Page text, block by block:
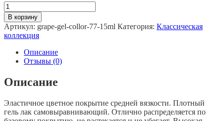
Количество
товара
Grape
gel
collor
15ml.
В корзину
Артикул: grape-gel-collor-77-15ml Категория: Классическая
коллекция
Описание
Отзывы (0)
Описание
Эластичное цветное покрытие средней вязкости. Плотный
гель лак самовыравнивающий. Отлично распределяется по